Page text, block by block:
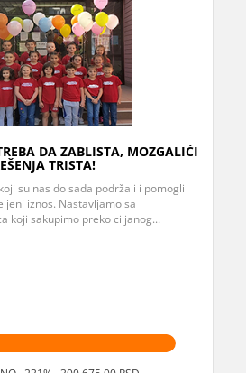
DA ZABLISTA, MOZGALIĆI
TRISTA!
su nas do sada podržali i pomogli
iznos. Nastavljamo sa
koji sakupimo preko ciljanog...